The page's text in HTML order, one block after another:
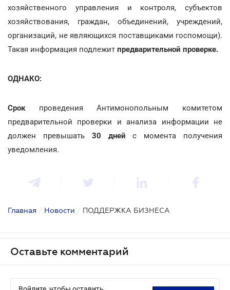
хозяйственного управления и контроля, субъектов
хозяйствования, граждан, объединений, учреждений,
организаций, не являющихся поставщиками госпомощи).
Такая информация подлежит предварительной проверке.
ОДНАКО:
Срокпроведения Антимонопольным комитетом
предварительной проверки и анализа информации не
должен превышать 30 дней с момента получения
уведомления.
Главная / Новости / ПОДДЕРЖКА БИЗНЕСА
Оставьте комментарий